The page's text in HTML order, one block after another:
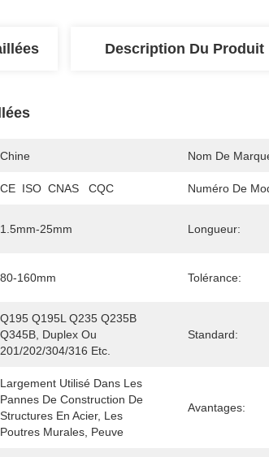
Description Du Produit
Chine Nom De
CE  ISO  CNAS   CQC Numéro De
1.5mm-25mm Longueur:
80-160mm Tolérance:
Q195 Q195L Q235 Q235B
Q345B, Duplex Ou
201/202/304/316 Etc.
Standard:
Largement Utilisé Dans Les
Pannes De Construction De
Structures En Acier, Les
Poutres Murales, Peuve
Avantages: